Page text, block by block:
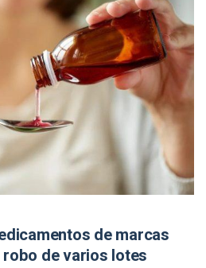
de marcas
de varios lotes